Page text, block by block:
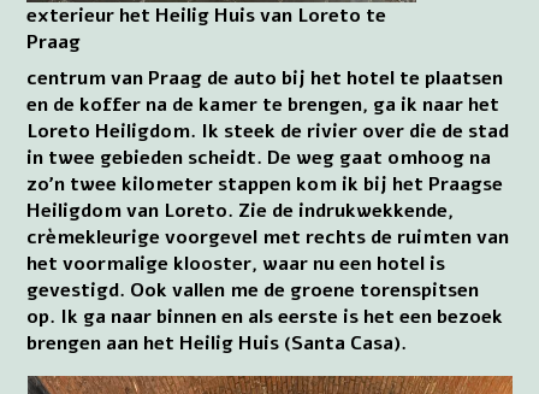
exterieur het Heilig Huis van Loreto te
Praag
centrum van Praag de auto bij het hotel te plaatsen
en de koffer na de kamer te brengen, ga ik naar het
Loreto Heiligdom. Ik steek de rivier over die de stad
in twee gebieden scheidt. De weg gaat omhoog na
zo’n twee kilometer stappen kom ik bij het Praagse
Heiligdom van Loreto. Zie de indrukwekkende,
crèmekleurige voorgevel met rechts de ruimten van
het voormalige klooster, waar nu een hotel is
gevestigd. Ook vallen me de groene torenspitsen
op. Ik ga naar binnen en als eerste is het een bezoek
brengen aan het Heilig Huis (Santa Casa).